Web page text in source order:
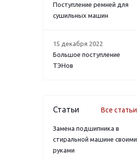
Поступление ремней для
сушильных машин
15 декабря 2022
Большое поступление
ТЭНов
Статьи Все статьи
Замена подшипника в
стиральной машине своими
руками